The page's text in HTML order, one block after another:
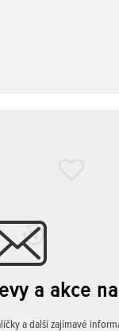
a akce
a další zajímavé